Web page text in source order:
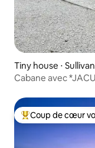
Tiny house ⋅ Sullivan
Cabane avec
Coups de cœur
Coup de cœur